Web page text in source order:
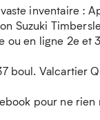
inventaire :
Suzuki
ou en ligne 2e et
boul. Valcartier
pour ne rien